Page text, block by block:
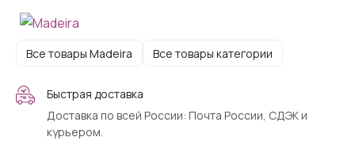
Все товары Madeira Все товары категории
Быстрая доставка
Доставка по всей России: Почта России, СДЭК и
курьером.